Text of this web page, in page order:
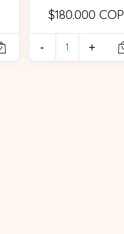
$180.000 COP
- +